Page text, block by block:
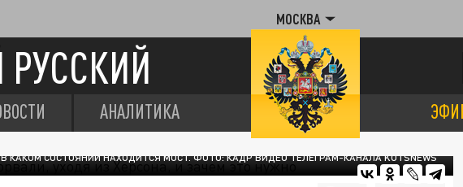
МОСКВА
АНАЛИТИКА
В КАКОМ СОСТОЯНИИ НАХОДИТСЯ МОСТ. ФОТО: КАДР ВИДЕО ТЕЛЕГРАМ-КАНАЛА KOTSNEWS